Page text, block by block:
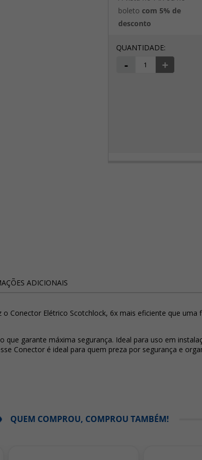
boleto com 5% de
desconto
- +
ADICIONAIS
Conector Elétrico Scotchlock, 6x mais eficiente que
garante máxima segurança. Ideal para uso em
Conector é ideal para quem preza por segurança e
QUEM COMPROU, COMPROU TAMBÉM!